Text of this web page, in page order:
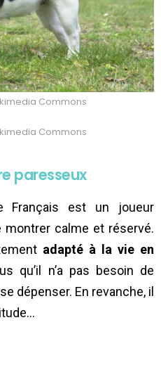
Commons
Commons
paresseux
Français est un joueur
calme et réservé.
adapté à la vie en
qu’il n’a pas besoin de
dépenser. En revanche, il